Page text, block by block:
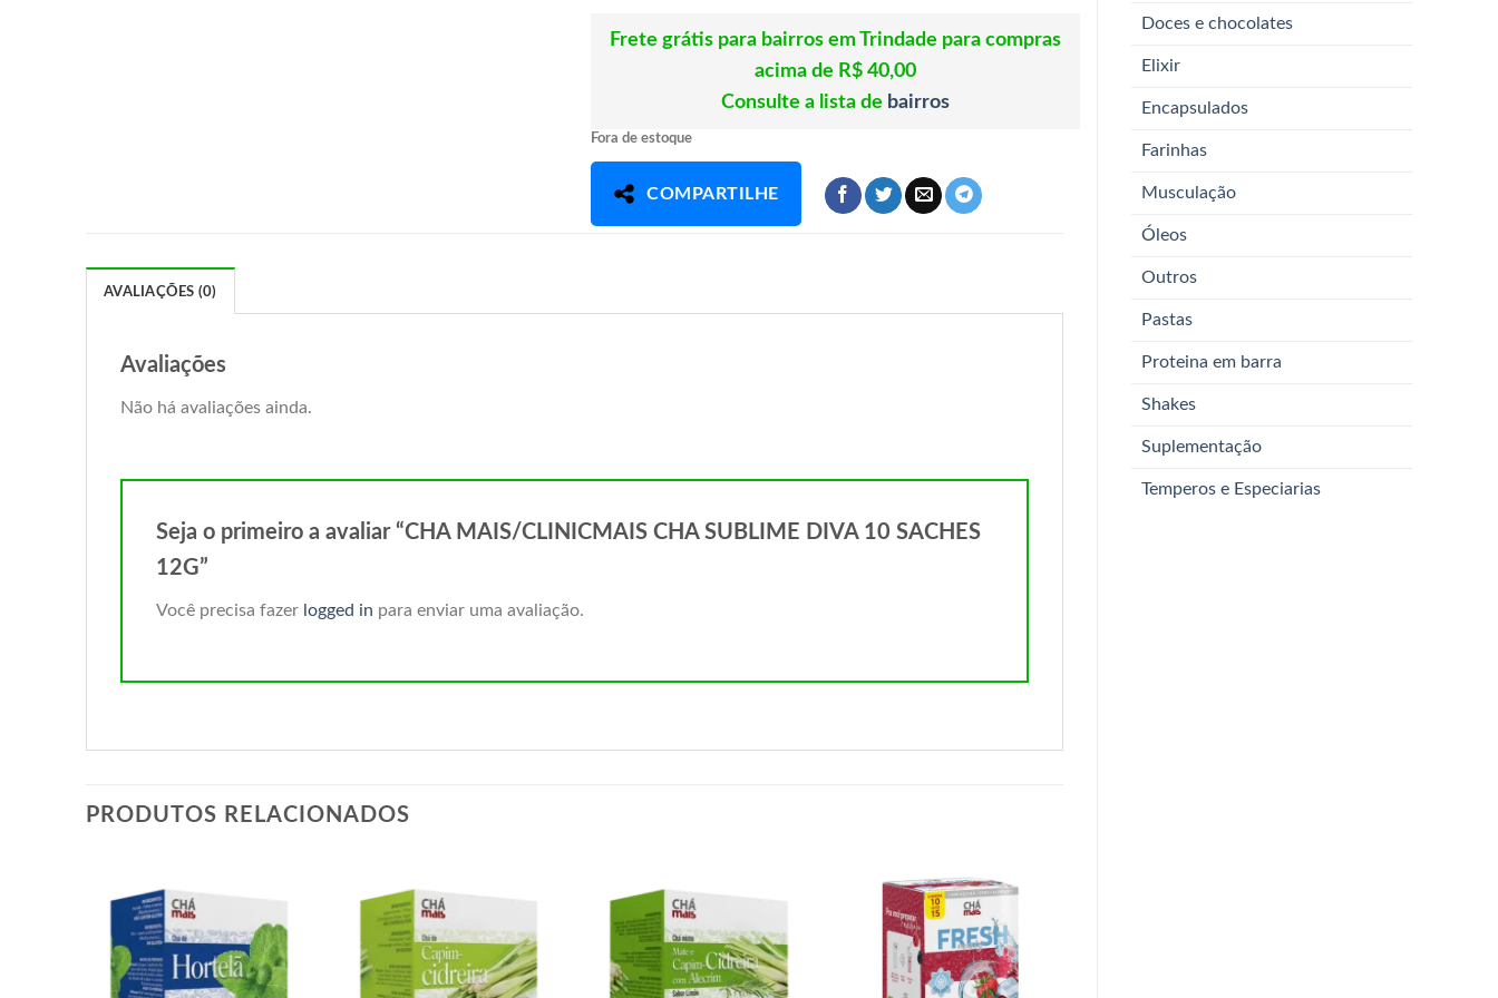
Doces e chocolates
Elixir
Encapsulados
Farinhas
Musculação
Óleos
Outros
Pastas
Proteina em barra
Shakes
Suplementação
Temperos e Especiarias
Frete grátis para bairros em Trindade para compras
acima de R$ 40,00
Consulte a lista de bairros
Fora de estoque
COMPARTILHE
AVALIAÇÕES (0)
Avaliações
Não há avaliações ainda.
Seja o primeiro a avaliar “CHA MAIS/CLINICMAIS CHA SUBLIME DIVA 10 SACHES
12G”
Você precisa fazer logged in para enviar uma avaliação.
PRODUTOS RELACIONADOS